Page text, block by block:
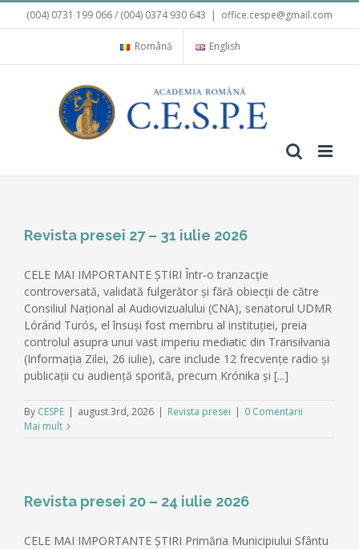
Skip
to
(004) 0731 199 066 / (004) 0374 930 643 | office.cespe@gmail.com
Română English
Revista presei 27 – 31 iulie 2026
CELE MAI IMPORTANTE ȘTIRI Într-o tranzacție
controversată, validată fulgerător și fără obiecții de către
Consiliul Național al Audiovizualului (CNA), senatorul UDMR
Lóránd Turós, el însuși fost membru al instituției, preia
controlul asupra unui vast imperiu mediatic din Transilvania
(Informația Zilei, 26 iulie), care include 12 frecvențe radio și
publicații cu audiență sporită, precum Krónika și [...]
By CESPE | august 3rd, 2026 | Revista presei | 0 Comentarii
Mai mult
Revista presei 20 – 24 iulie 2026
CELE MAI IMPORTANTE ȘTIRI Primăria Municipiului Sfântu